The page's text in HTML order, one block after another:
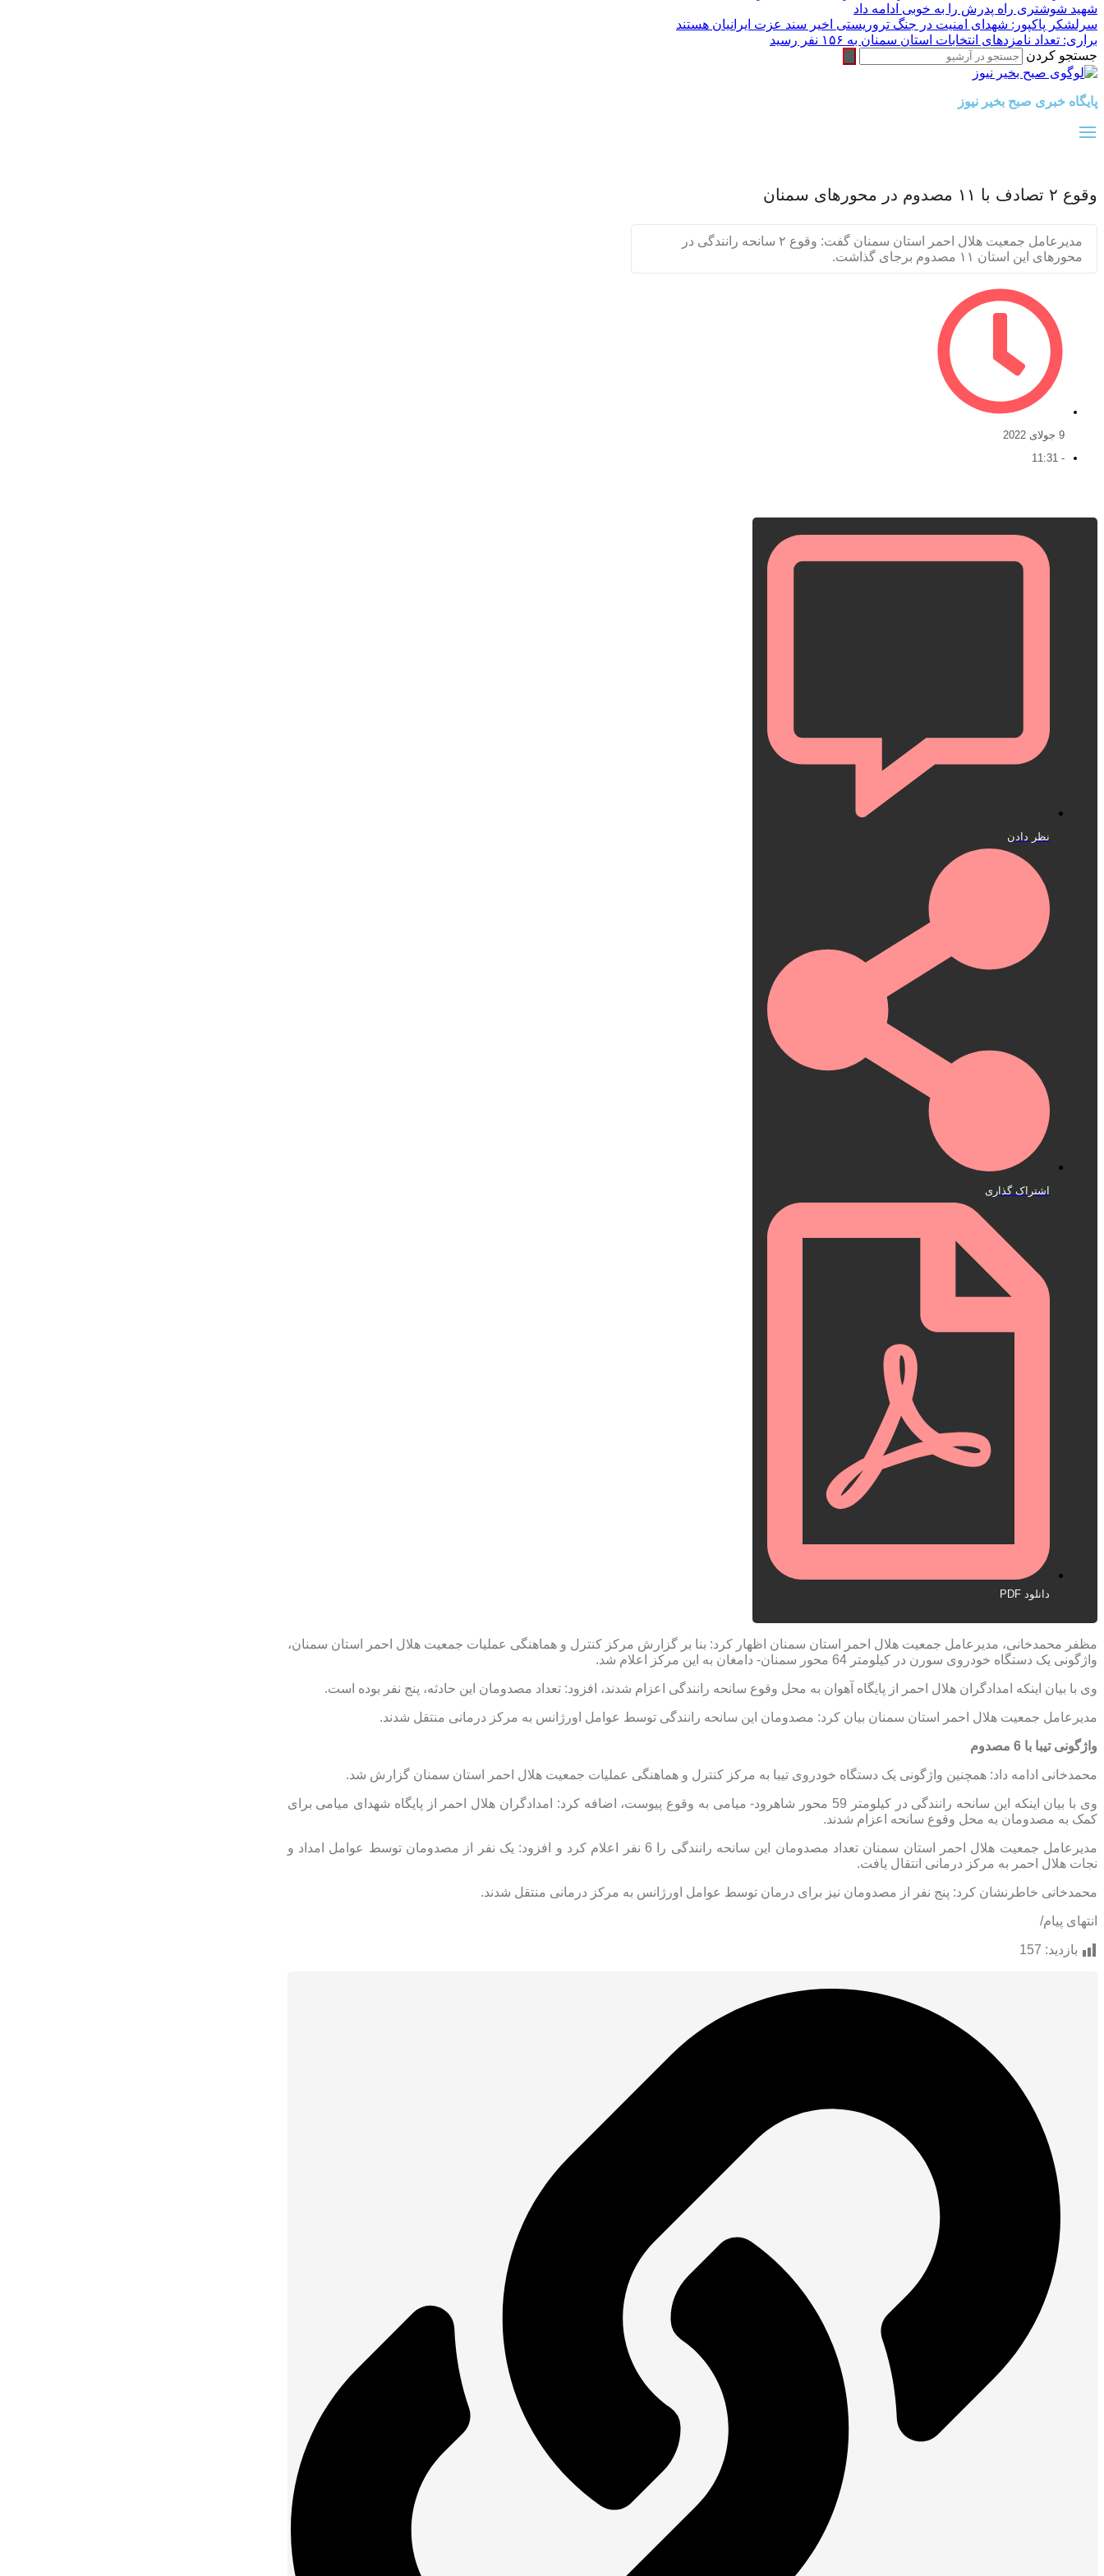
شهید شوشتری راه پدرش را به خوبی ادامه داد
سرلشکر پاکپور: شهدای امنیت در جنگ تروریستی اخیر سند عزت ایرانیان هستند
براری: تعداد نامزدهای انتخابات استان سمنان به ۱۵۶ نفر رسید
جستجو کردن
پایگاه خبری صبح بخیر نیوز
وقوع ۲ تصادف با ۱۱ مصدوم در محورهای سمنان
مدیرعامل جمعیت هلال احمر استان سمنان گفت: وقوع ۲ سانحه رانندگی در
محورهای این استان ۱۱ مصدوم برجای گذاشت.
9 جولای 2022
-
11:31
نظر دادن
اشتراک گذاری
دانلود PDF
مظفر محمدخانی، مدیرعامل جمعیت هلال احمر استان سمنان اظهار کرد: بنا بر گزارش مرکز کنترل و هماهنگی عملیات جمعیت هلال احمر استان سمنان،
واژگونی یک دستگاه خودروی سورن در کیلومتر 64 محور سمنان- دامغان به این مرکز اعلام شد.
وی با بیان اینکه امدادگران هلال احمر از پایگاه آهوان به محل وقوع سانحه رانندگی اعزام شدند، افزود: تعداد مصدومان این حادثه، پنج نفر بوده است.
مدیرعامل جمعیت هلال احمر استان سمنان بیان کرد: مصدومان این سانحه رانندگی توسط عوامل اورژانس به مرکز درمانی منتقل شدند.
واژگونی تیبا با 6 مصدوم
محمدخانی ادامه داد: همچنین واژگونی یک دستگاه خودروی تیبا به مرکز کنترل و هماهنگی عملیات جمعیت هلال احمر استان سمنان گزارش شد.
وی با بیان اینکه این سانحه رانندگی در کیلومتر 59 محور شاهرود- میامی به وقوع پیوست، اضافه کرد: امدادگران هلال احمر از پایگاه شهدای میامی برای
کمک به مصدومان به محل وقوع سانحه اعزام شدند.
مدیرعامل جمعیت هلال احمر استان سمنان تعداد مصدومان این سانحه رانندگی را 6 نفر اعلام کرد و افزود: یک نفر از مصدومان توسط عوامل امداد و
نجات هلال احمر به مرکز درمانی انتقال یافت.
محمدخانی خاطرنشان کرد: پنج نفر از مصدومان نیز برای درمان توسط عوامل اورژانس به مرکز درمانی منتقل شدند.
انتهای پیام/
بازدید: 157